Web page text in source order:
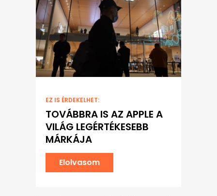
EZ IS ÉRDEKELHET:
TOVÁBBRA IS AZ APPLE A
VILÁG LEGÉRTÉKESEBB
MÁRKÁJA
Elolvasom